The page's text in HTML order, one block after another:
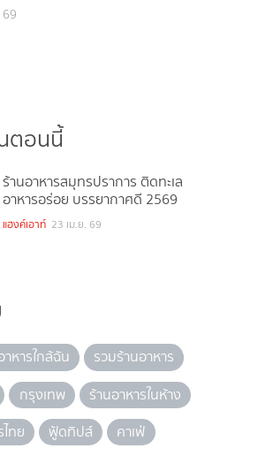
69
ตอนนี้
ร้านอาหารสมุทรปราการ ติดทะเล
อาหารอร่อย บรรยากาศดี 2569
แฮงค์เอาท์ 23 เม.ย. 69
าหารใกล้ฉัน
รวมร้านอาหาร
กรุงเทพ
ร้านอาหารในห้าง
ทย ฟู้ดทิปส์ คาเฟ่